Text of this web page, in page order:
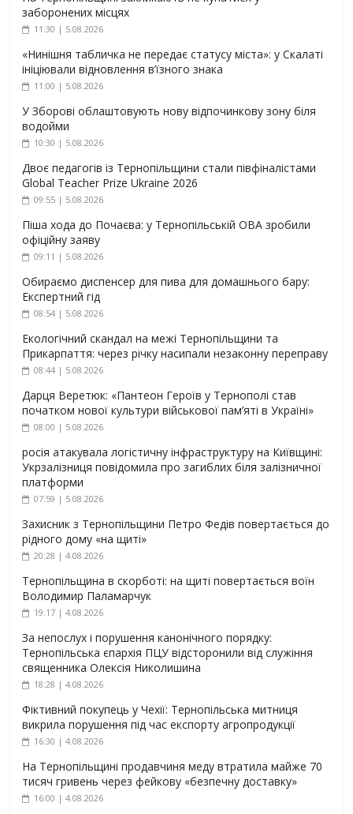
заборонених місцях
11:30 | 5.08.2026
«Нинішня табличка не передає статусу міста»: у Скалаті
ініціювали відновлення в’їзного знака
11:00 | 5.08.2026
У Зборові облаштовують нову відпочинкову зону біля
водойми
10:30 | 5.08.2026
Двоє педагогів із Тернопільщини стали півфіналістами
Global Teacher Prize Ukraine 2026
09:55 | 5.08.2026
Піша хода до Почаєва: у Тернопільській ОВА зробили
офіційну заяву
09:11 | 5.08.2026
Обираємо диспенсер для пива для домашнього бару:
Експертний гід
08:54 | 5.08.2026
Екологічний скандал на межі Тернопільщини та
Прикарпаття: через річку насипали незаконну переправу
08:44 | 5.08.2026
Дарця Веретюк: «Пантеон Героїв у Тернополі став
початком нової культури військової пам’яті в Україні»
08:00 | 5.08.2026
росія атакувала логістичну інфраструктуру на Київщині:
Укрзалізниця повідомила про загиблих біля залізничної
платформи
07:59 | 5.08.2026
Захисник з Тернопільщини Петро Федів повертається до
рідного дому «на щиті»
20:28 | 4.08.2026
Тернопільщина в скорботі: на щиті повертається воїн
Володимир Паламарчук
19:17 | 4.08.2026
За непослух і порушення канонічного порядку:
Тернопільська єпархія ПЦУ відсторонили від служіння
священника Олексія Николишина
18:28 | 4.08.2026
Фіктивний покупець у Чехії: Тернопільська митниця
викрила порушення під час експорту агропродукції
16:30 | 4.08.2026
На Тернопільщині продавчиня меду втратила майже 70
тисяч гривень через фейкову «безпечну доставку»
16:00 | 4.08.2026